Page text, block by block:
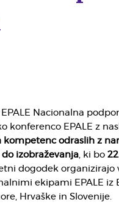
Nacionalna
konferenco EPALE z
kompetenc odraslih z
izobraževanja, ki bo
dogodek organizirajo
ekipami EPALE iz
Hrvaške in Slovenije.